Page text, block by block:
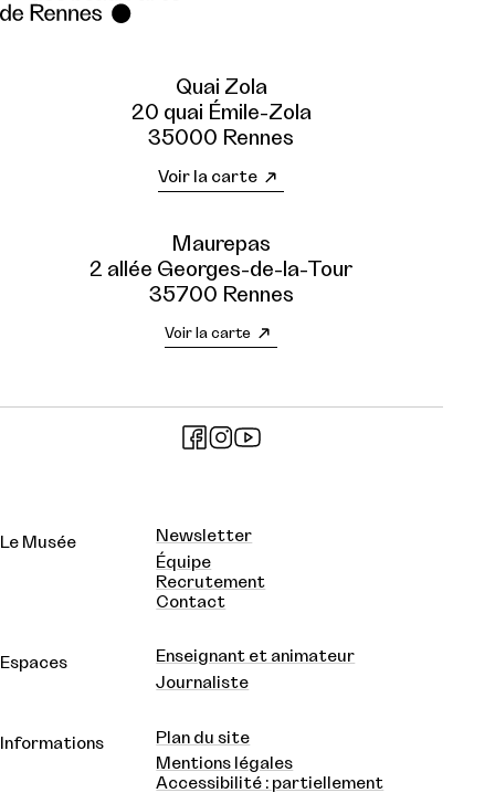
Quai Zola
20 quai Émile-Zola
35000 Rennes
Voir la carte
Maurepas
2 allée Georges-de-la-Tour
35700 Rennes
Voir la carte
Le Musée
Newsletter
Équipe
Recrutement
Contact
Espaces
Enseignant et animateur
Journaliste
Informations
Plan du site
Mentions légales
Accessibilité : partiellement